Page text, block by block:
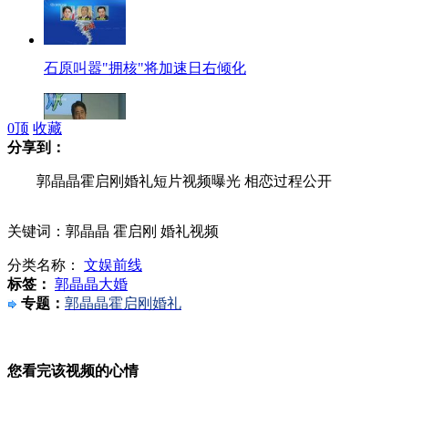
石原叫嚣"拥核"将加速日右倾化
广州车展预展:宾利保时捷等集中亮相
0顶 收藏
分享到：
郭晶晶霍启刚婚礼短片视频曝光 相恋过程公开
关键词：郭晶晶 霍启刚 婚礼视频
分类名称： 文娱前线
标签： 郭晶晶大婚
专题： 郭晶晶霍启刚婚礼
您看完该视频的心情